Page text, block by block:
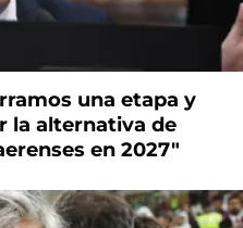
una etapa y
la alternativa de
en 2027"